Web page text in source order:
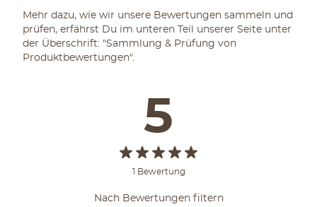
Mehr dazu, wie wir unsere Bewertungen sammeln und
prüfen, erfährst Du im unteren Teil unserer Seite unter
der Überschrift: "Sammlung & Prüfung von
Produktbewertungen".
5
1 Bewertung
Nach Bewertungen filtern